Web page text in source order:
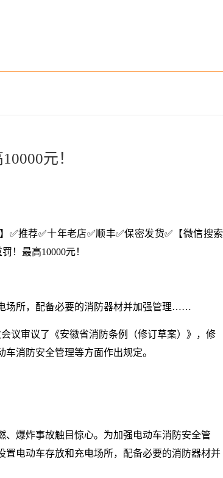
元！
✅推荐✅十年老店✅顺丰✅保密发货✅【微信搜索
！最高10000元！
场所，配备必要的消防器材并加强管理……
议审议了《安徽省消防条例（修订草案）》，修
消防安全管理等方面作出规定。
爆炸事故触目惊心。为加强电动车消防安全管
置电动车存放和充电场所，配备必要的消防器材并